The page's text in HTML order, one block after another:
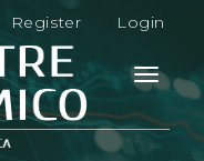
Register Login
Toggle